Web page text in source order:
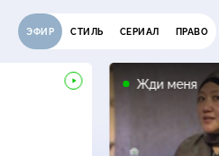
ЭФИР СТИЛЬ СЕРИАЛ ПРАВО
Жди меня